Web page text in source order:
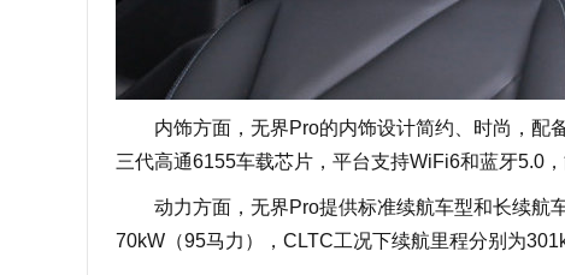
内饰方面，无界Pro的内饰设计简约、时尚，配
三代高通6155车载芯片，平台支持WiFi6和蓝牙5.0
动力方面，无界Pro提供标准续航车型和长续航
70kW（95马力），CLTC工况下续航里程分别为